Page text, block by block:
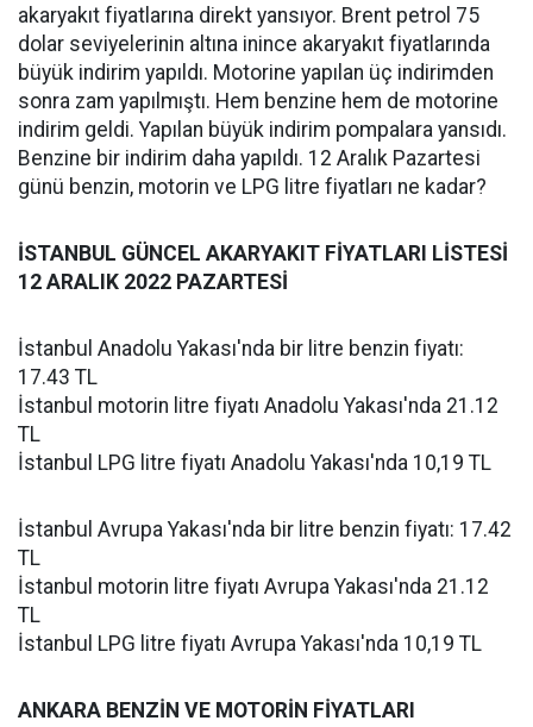
akaryakıt fiyatlarına direkt yansıyor. Brent petrol 75
dolar seviyelerinin altına inince akaryakıt fiyatlarında
büyük indirim yapıldı. Motorine yapılan üç indirimden
sonra zam yapılmıştı. Hem benzine hem de motorine
indirim geldi. Yapılan büyük indirim pompalara yansıdı.
Benzine bir indirim daha yapıldı. 12 Aralık Pazartesi
günü benzin, motorin ve LPG litre fiyatları ne kadar?
İSTANBUL GÜNCEL AKARYAKIT FİYATLARI LİSTESİ
12 ARALIK 2022 PAZARTESİ
İstanbul Anadolu Yakası'nda bir litre benzin fiyatı:
17.43 TL
İstanbul motorin litre fiyatı Anadolu Yakası'nda 21.12
TL
İstanbul LPG litre fiyatı Anadolu Yakası'nda 10,19 TL
İstanbul Avrupa Yakası'nda bir litre benzin fiyatı: 17.42
TL
İstanbul motorin litre fiyatı Avrupa Yakası'nda 21.12
TL
İstanbul LPG litre fiyatı Avrupa Yakası'nda 10,19 TL
ANKARA BENZİN VE MOTORİN FİYATLARI